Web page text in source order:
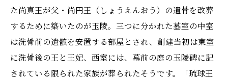
た尚真王が父・尚円王（しょうえんおう）の遺骨を改葬
するために築いたのが玉陵。三つに分かれた墓室の中室
は洗骨前の遺骸を安置する部屋とされ、創建当初は東室
に洗骨後の王と王妃、西室には、墓前の庭の玉陵碑に記
されている限られた家族が葬られたそうです。「琉球王